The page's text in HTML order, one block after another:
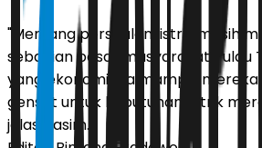
"Memang persoalan listrik masih
sebagian besar masyarakat Pulau
yang ekonominya mampu,
genset untuk kebutuhan listrik
jelas Hasim.